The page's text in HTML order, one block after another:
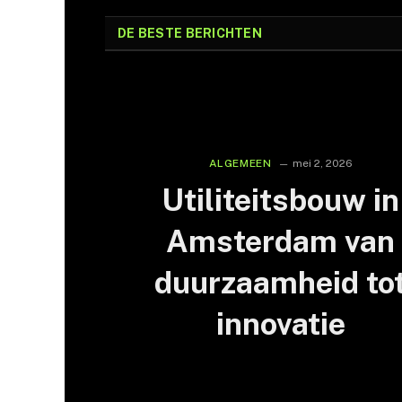
DE BESTE BERICHTEN
ALGEMEEN mei 2, 2026
Utiliteitsbouw in
Amsterdam van
duurzaamheid
innovatie